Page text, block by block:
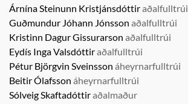
Árnína Steinunn Kristjánsdóttiraðalfulltrúi
Guðmundur Jóhann Jónsson aðalfulltrúi
Kristinn Dagur Gissurarson aðalfulltrúi
Eydís Inga Valsdóttiraðalfulltrúi
Pétur Björgvin Sveinsson áheyrnarfulltrúi
Beitir Ólafsson áheyrnarfulltrúi
Sólveig Skaftadóttiraðalmaður